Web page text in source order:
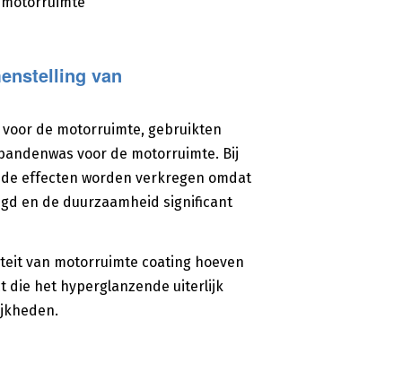
van
de motorruimte, gebruikten
voor de motorruimte. Bij
effecten worden verkregen omdat
en de duurzaamheid significant
van motorruimte coating hoeven
die het hyperglanzende uiterlijk